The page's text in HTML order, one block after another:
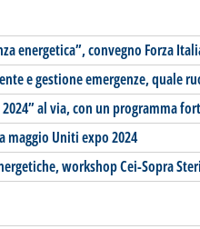
energetica”, convegno Forza
e gestione emergenze, quale
2024” al via, con un programma
maggio Uniti expo 2024
workshop Cei-Sopra